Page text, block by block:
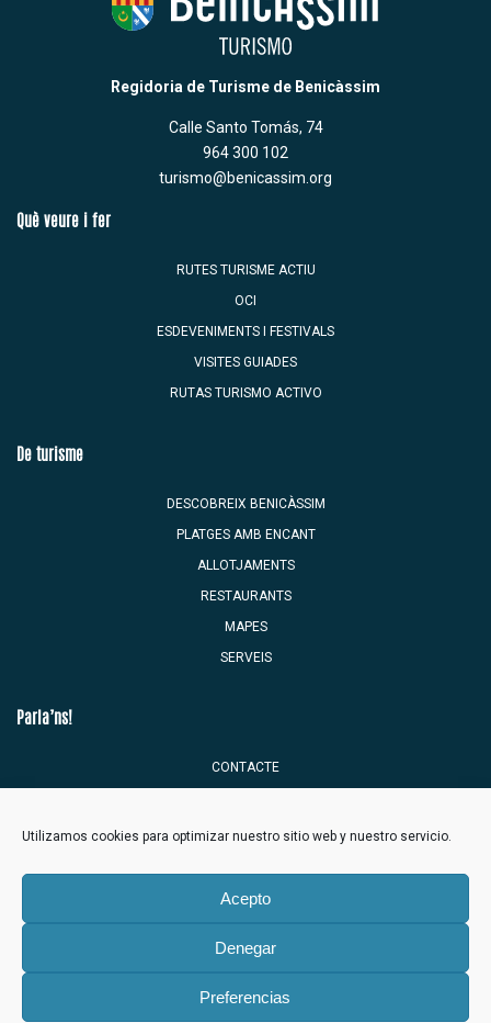
Utilizamos cookies para optimizar nuestro sitio web y nuestro servicio.
Acepto
Denegar
Preferencias
Regidoria de Turisme de Benicàssim
Calle Santo Tomás, 74
964 300 102
turismo@benicassim.org
Què veure i fer
RUTES TURISME ACTIU
OCI
ESDEVENIMENTS I FESTIVALS
VISITES GUIADES
RUTAS TURISMO ACTIVO
De turisme
DESCOBREIX BENICÀSSIM
PLATGES AMB ENCANT
ALLOTJAMENTS
RESTAURANTS
MAPES
SERVEIS
Parla’ns!
CONTACTE
Ajuntament de Benicàssim
Política privacitat